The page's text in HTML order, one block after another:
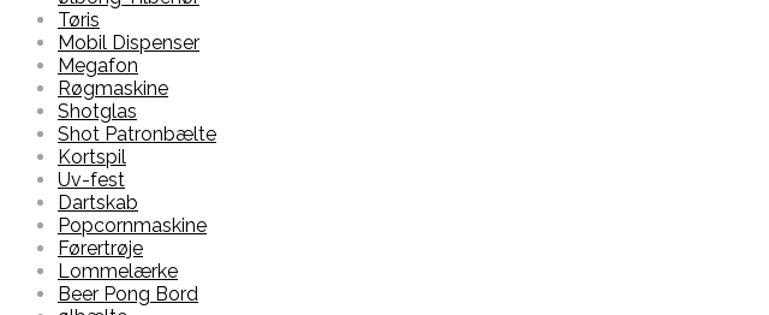
Tøris
Mobil Dispenser
Megafon
Røgmaskine
Shotglas
Shot Patronbælte
Kortspil
Uv-fest
Dartskab
Popcornmaskine
Førertrøje
Lommelærke
Beer Pong Bord